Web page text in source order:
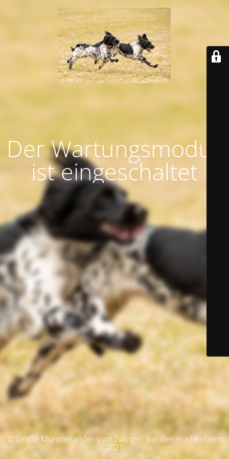
Der Wartungsmodus
ist eingeschaltet
© Große Münsterländer vom Zwinger aus den Hochholzern
2021